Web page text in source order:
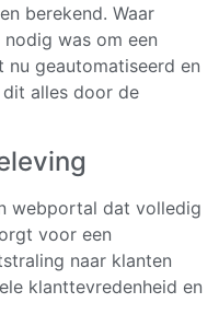
berekend. Waar
was om een
geautomatiseerd en
dit alles door de
webportal dat volledig
voor een
naar klanten
klanttevredenheid en